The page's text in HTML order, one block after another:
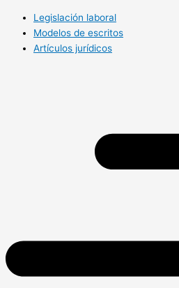
Legislación laboral
Modelos de escritos
Artículos jurídicos